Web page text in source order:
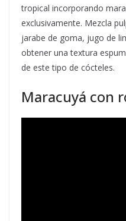
tropical incorporando
exclusivamente. Mezcla
jarabe de goma, jugo de
obtener una textura
de este tipo de cócteles.
Maracuyá con